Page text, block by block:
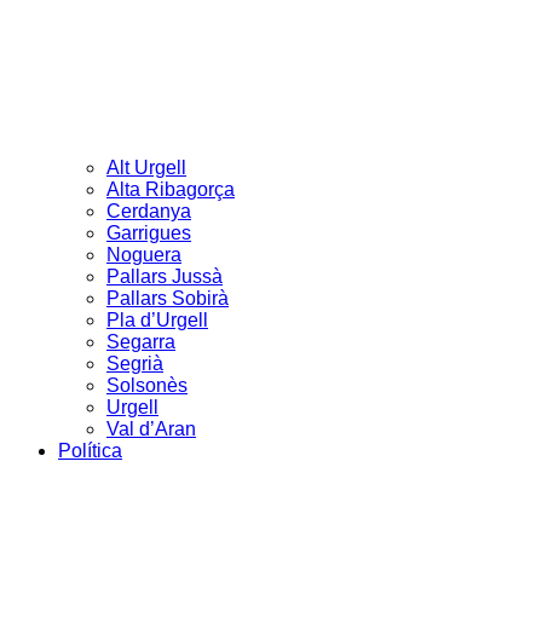
Alt Urgell
Alta Ribagorça
Cerdanya
Garrigues
Noguera
Pallars Jussà
Pallars Sobirà
Pla d’Urgell
Segarra
Segrià
Solsonès
Urgell
Val d’Aran
Política